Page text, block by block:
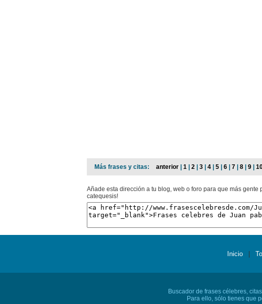
Más frases y citas: anterior 1 2 3 4 5 6 7 8 9
Añade esta dirección a tu blog, web o foro para que más
catequesis!
Inicio
Buscador de frases célebres,
Para ello, sólo tienes que